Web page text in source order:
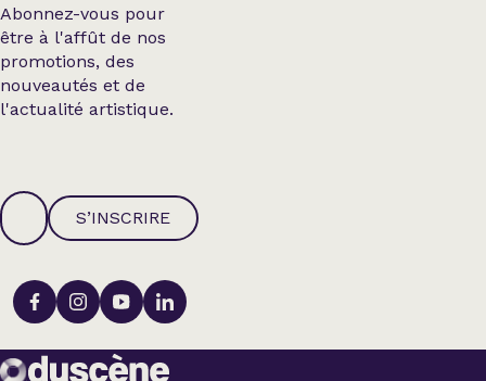
Abonnez-vous pour
être à l'affût de nos
promotions, des
nouveautés et de
l'actualité artistique.
S’INSCRIRE